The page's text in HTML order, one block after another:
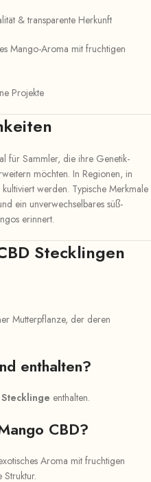
& transparente Herkunft
Mango-Aroma mit fruchtigen
Projekte
für Sammler, die ihre Genetik-
möchten. In Regionen, in
werden. Typische Merkmale
ein unverwechselbares süß-
erinnert.
Stecklingen
Mutterpflanze, der deren
enthalten?
enthalten.
CBD?
Aroma mit fruchtigen